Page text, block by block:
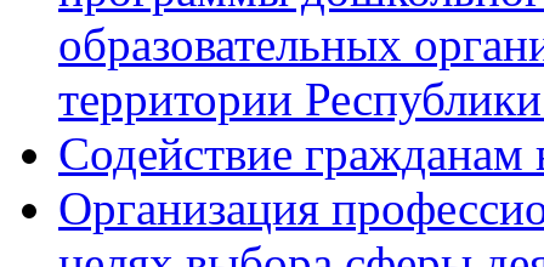
образовательных
территории
Содействие
Организация